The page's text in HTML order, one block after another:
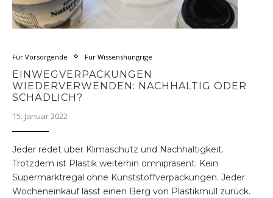
Für Vorsorgende Für Wissenshungrige
EINWEGVERPACKUNGEN
WIEDERVERWENDEN: NACHHALTIG ODER
SCHÄDLICH?
15. Januar 2022
Jeder redet über Klimaschutz und Nachhaltigkeit.
Trotzdem ist Plastik weiterhin omnipräsent. Kein
Supermarktregal ohne Kunststoffverpackungen. Jeder
Wocheneinkauf lässt einen Berg von Plastikmüll zurück.